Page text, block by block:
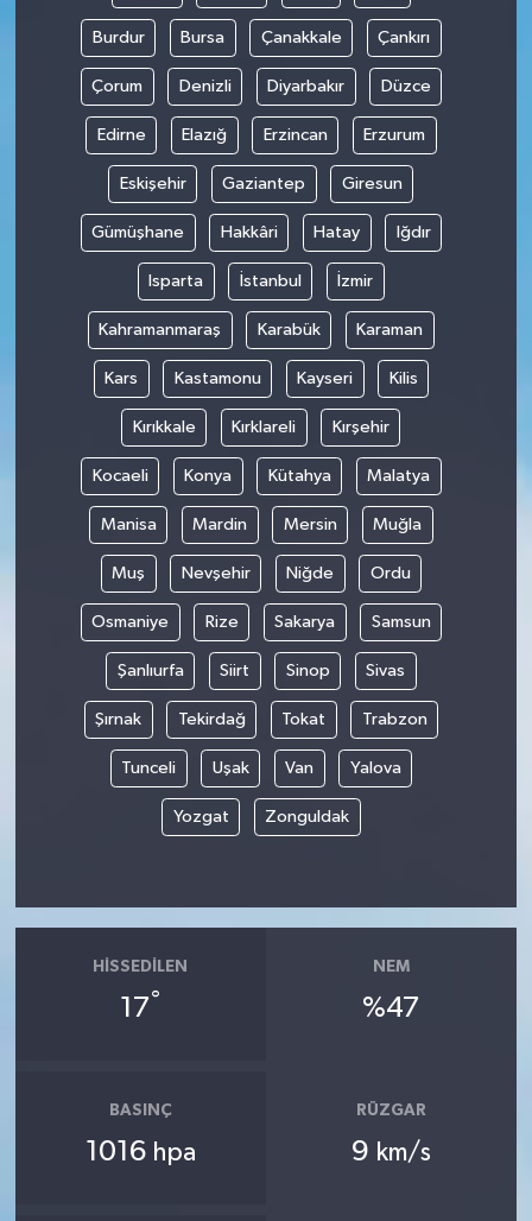
Burdur Bursa Çanakkale Çankırı
Çorum Denizli Diyarbakır Düzce
Edirne Elazığ Erzincan Erzurum
Eskişehir Gaziantep Giresun
Gümüşhane Hakkâri Hatay Iğdır
Isparta İstanbul İzmir
Kahramanmaraş Karabük Karaman
Kars Kastamonu Kayseri Kilis
Kırıkkale Kırklareli Kırşehir
Kocaeli Konya Kütahya Malatya
Manisa Mardin Mersin Muğla
Muş Nevşehir Niğde Ordu
Osmaniye Rize Sakarya Samsun
Şanlıurfa Siirt Sinop Sivas
Şırnak Tekirdağ Tokat Trabzon
Tunceli Uşak Van Yalova
Yozgat Zonguldak
HISSEDILEN
17°
NEM
%47
BASINÇ
1016 hpa
RÜZGAR
9 km/s